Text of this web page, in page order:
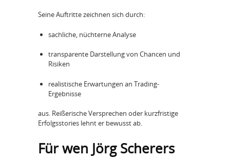
Seine Auftritte zeichnen sich durch:
sachliche, nüchterne Analyse
transparente Darstellung von Chancen und
Risiken
realistische Erwartungen an Trading-
Ergebnisse
aus. Reißerische Versprechen oder kurzfristige
Erfolgsstories lehnt er bewusst ab.
Für wen Jörg Scherers